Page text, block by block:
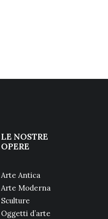
LE NOSTRE
OPERE
Arte Antica
Arte Moderna
Sculture
Oggetti d’arte